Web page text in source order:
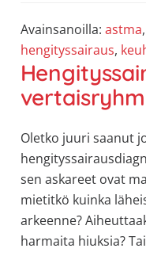
Avainsanoilla: astma,
hengityssairaus,
Oletko juuri saanut
sen askareet ovat
mietitkö kuinka
arkeenne?
harmaita hiuksia?